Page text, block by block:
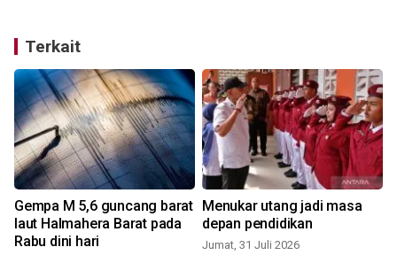
Terkait
Gempa M 5,6 guncang barat
laut Halmahera Barat pada
Rabu dini hari
Menukar utang jadi masa
depan pendidikan
Jumat, 31 Juli 2026